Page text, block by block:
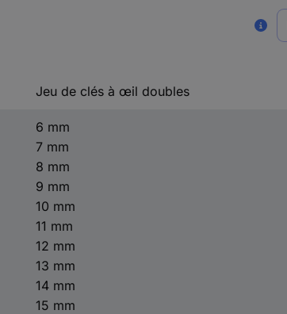
Jeu de clés à œil doubles
6 mm
7 mm
8 mm
9 mm
10 mm
11 mm
12 mm
13 mm
14 mm
15 mm